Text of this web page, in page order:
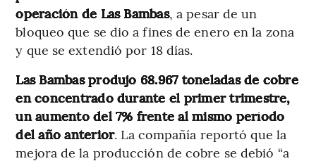
operación de Las Bambas, a pesar de un
bloqueo que se dio a fines de enero en la zona
y que se extendió por 18 días.
Las Bambas produjo 68.967 toneladas de cobre
en concentrado durante el primer trimestre,
un aumento del 7% frente al mismo período
del año anterior. La compañía reportó que la
mejora de la producción de cobre se debió “a